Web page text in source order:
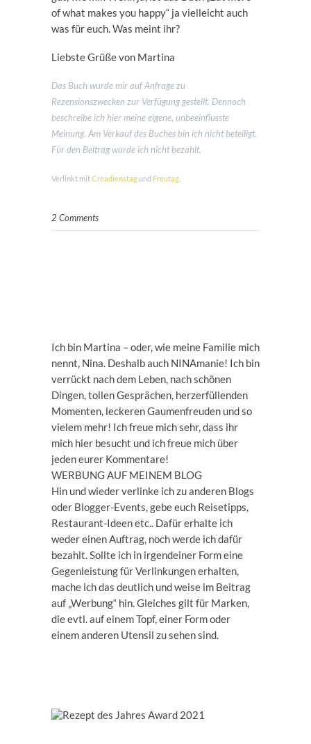
of what makes you happy“ ja vielleicht auch
was für euch. Was meint ihr?
Liebste Grüße von Martina
Das Buch wurde mir auf Anfrage zu
Rezensionszwecken zur Verfügung gestellt. Dennoch
beschreibe ich hier meine eigene, unbeeinflusste
Meinung. Am Verkauf des Buches bin ich nicht beteiligt.
Für den Beitrag wurde ich nicht bezahlt.
Verlinkt mitCreadienstagund Freutag
2 Comments
Ich bin Martina – oder, wie meine Familie mich
nennt, Nina. Deshalb auch NINAmanie! Ich bin
verrückt nach dem Leben, nach schönen
Dingen, tollen Gesprächen, herzerfüllenden
Momenten, leckeren Gaumenfreuden und so
vielem mehr! Ich freue mich sehr, dass ihr
mich hier besucht und ich freue mich über
jeden eurer Kommentare!
WERBUNG AUF MEINEM BLOG
Hin und wieder verlinke ich zu anderen Blogs
oder Blogger-Events, gebe euch Reisetipps,
Restaurant-Ideen etc.. Dafür erhalte ich
weder einen Auftrag, noch werde ich dafür
bezahlt. Sollte ich in irgendeiner Form eine
Gegenleistung für Verlinkungen erhalten,
mache ich das deutlich und weise im Beitrag
auf „Werbung“ hin. Gleiches gilt für Marken,
die evtl. auf einem Topf, einer Form oder
einem anderen Utensil zu sehen sind.